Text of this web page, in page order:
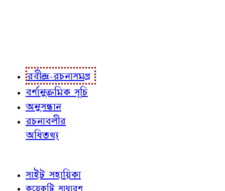
রবীন্দ্র-রচনাসমগ্র
বর্ণানুক্রমিক সূচি
অনুসন্ধান
রচনাবলীর
অধিতথ্য
সাইট সহায়িকা
কয়েকটি সাধারণ